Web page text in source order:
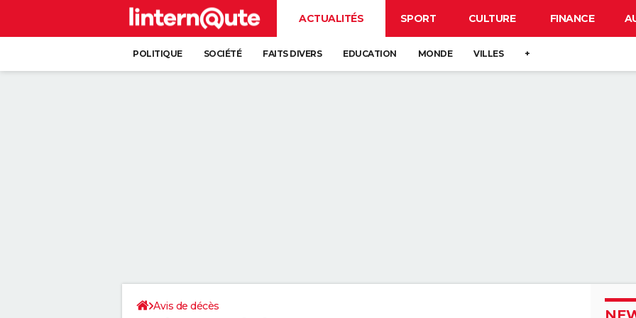
ACTUALITÉS SPORT CULTURE FINANCE
POLITIQUE SOCIÉTÉ FAITS DIVERS EDUCATION MONDE VILLES +
Avis de décès